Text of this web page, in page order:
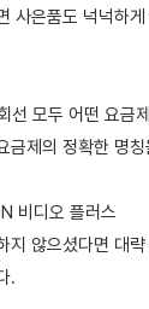
사은품도 넉넉하
선 모두 어떤 요금
금제의 정확한 명
비디오 플러스
지 않으셨다면 대
.